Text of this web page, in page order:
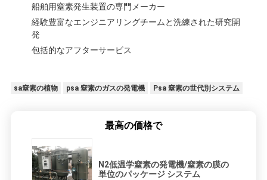
船舶用窒素発生装置の専門メーカー
経験豊富なエンジニアリングチームと洗練された研究開
発
包括的なアフターサービス
sa窒素の植物 psa 窒素のガスの発電機 Psa 窒素の世代別システム
最高の価格で
N2低温学窒素の発電機/窒素の膜の
単位のパッケージ システム